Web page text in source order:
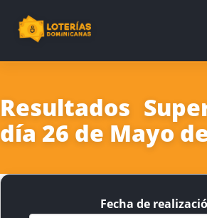
Resultados
día 26 de Mayo
Fecha de